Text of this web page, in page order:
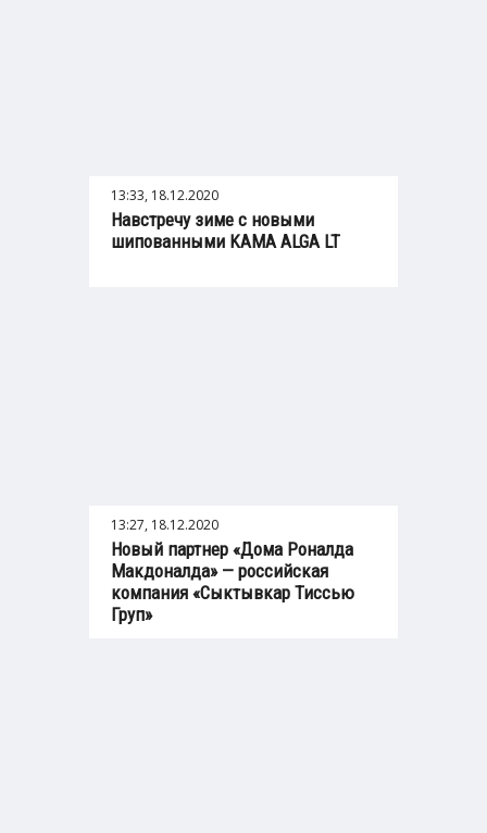
13:33, 18.12.2020
Навстречу зиме с новыми
шипованными KAMA ALGA LT
13:27, 18.12.2020
Новый партнер «Дома Роналда
Макдоналда» — российская
компания «Сыктывкар Тиссью
Груп»